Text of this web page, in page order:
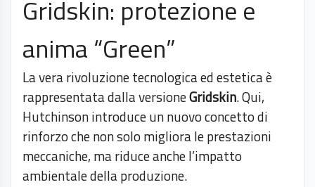
Gridskin: protezione e
anima “Green”
La vera rivoluzione tecnologica ed estetica è
rappresentata dalla versioneGridskin. Qui,
Hutchinson introduce un nuovo concetto di
rinforzo che non solo migliora le prestazioni
meccaniche, ma riduce anche l’impatto
ambientale della produzione.